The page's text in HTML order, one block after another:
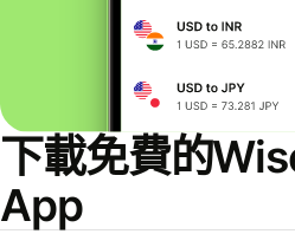
下載免費的
App